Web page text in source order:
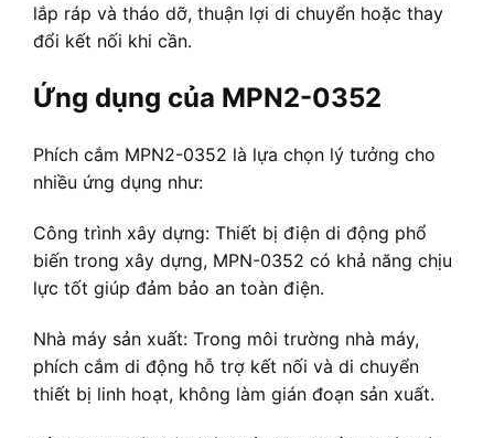
lắp ráp và tháo dỡ, thuận lợi di chuyển hoặc thay
đổi kết nối khi cần.
Ứng dụng của MPN2-0352
Phích cắm MPN2-0352 là lựa chọn lý tưởng cho
nhiều ứng dụng như:
Công trình xây dựng: Thiết bị điện di động phổ
biến trong xây dựng, MPN-0352 có khả năng chịu
lực tốt giúp đảm bảo an toàn điện.
Nhà máy sản xuất: Trong môi trường nhà máy,
phích cắm di động hỗ trợ kết nối và di chuyển
thiết bị linh hoạt, không làm gián đoạn sản xuất.